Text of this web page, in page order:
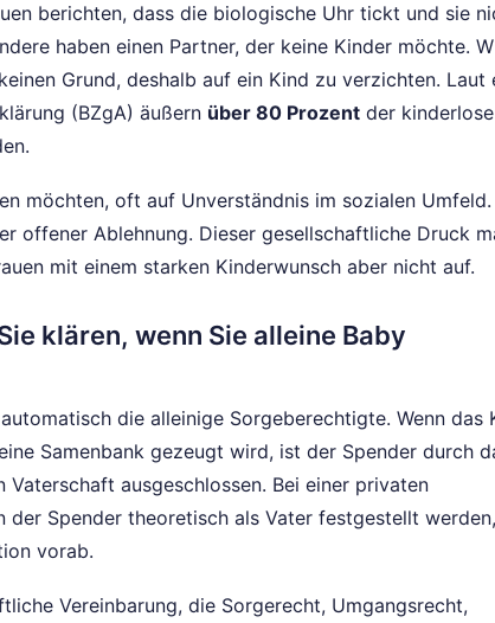
berichten, dass die biologische Uhr tickt und sie
haben einen Partner, der keine Kinder möchte.
Grund, deshalb auf ein Kind zu verzichten. Laut
(BZgA) äußern über 80 Prozent der
möchten, oft auf Unverständnis im sozialen Umfeld.
offener Ablehnung. Dieser gesellschaftliche Druck
mit einem starken Kinderwunsch aber nicht auf.
klären, wenn Sie alleine Baby
die alleinige Sorgeberechtigte. Wenn das
Samenbank gezeugt wird, ist der Spender durch
ausgeschlossen. Bei einer privaten
der Spender theoretisch als Vater festgestellt
vorab.
Vereinbarung, die Sorgerecht, Umgangsrecht,